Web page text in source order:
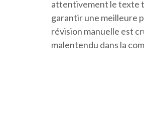
attentivement le texte
garantir une meilleure
révision manuelle est
malentendu dans la